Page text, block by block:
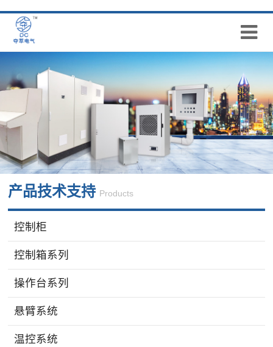
产品技术支持 Products
控制柜
控制箱系列
操作台系列
悬臂系统
温控系统